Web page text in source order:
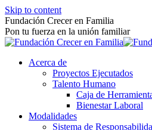
Skip to content
Fundación Crecer en Familia
Pon tu fuerza en la unión familiar
Acerca de
Proyectos Ejecutados
Talento Humano
Caja de
Bienestar Laboral
Modalidades
Sistema de